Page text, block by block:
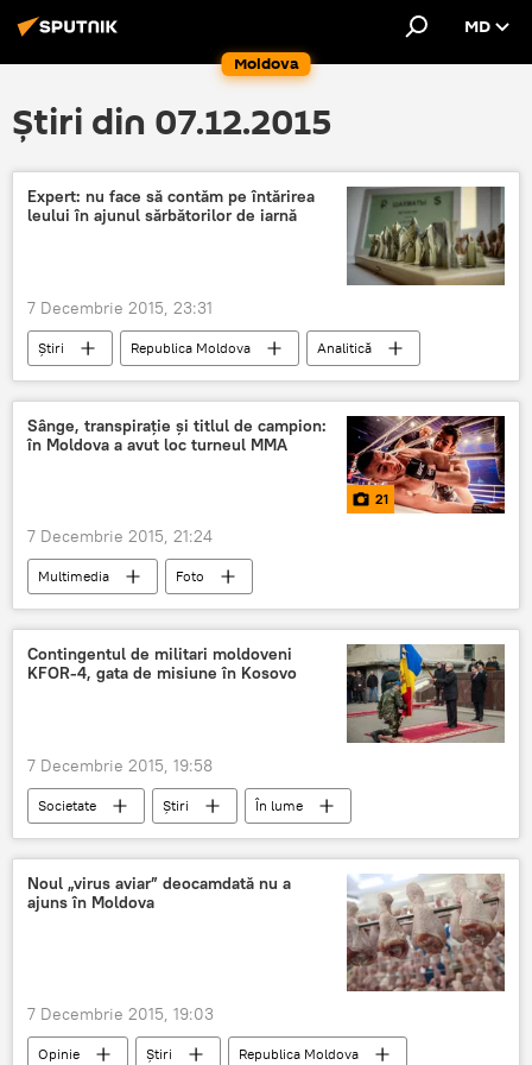
Moldova
MD
Știri din 07.12.2015
Expert: nu face să contăm pe întărirea
leului în ajunul sărbătorilor de iarnă
7 Decembrie 2015, 23:31
Știri Republica Moldova
Analitică
leu
devalorizare
sărbători de iarnă
ajun
Sânge, transpirație și titlul de campion:
în Moldova a avut loc turneul MMA
21
7 Decembrie 2015, 21:24
Multimedia Foto
Contingentul de militari moldoveni
KFOR-4, gata de misiune în Kosovo
7 Decembrie 2015, 19:58
Societate Știri
În lume
Republica Moldova
Kosovo
Militari moldoveni
Misiune
Noul „virus aviar” deocamdată nu a
ajuns în Moldova
7 Decembrie 2015, 19:03
Opinie Știri
Republica Moldova